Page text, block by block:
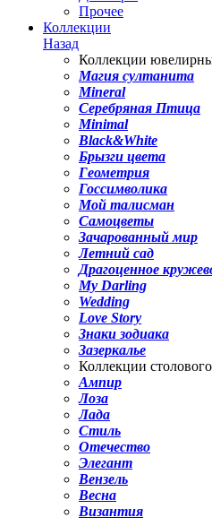
Прочее
Коллекции
Назад
Коллекции
Магия султанита
Mineral
Серебряная Птица
Minimal
Black&White
Брызги цвета
Геометрия
Госсимволика
Мой талисман
Самоцветы
Зачарованный мир
Летний сад
Драгоценное
My Darling
Wedding
Love Story
Знаки зодиака
Зазеркалье
Коллекции
Ампир
Лоза
Лада
Стиль
Отечество
Элегант
Вензель
Весна
Византия